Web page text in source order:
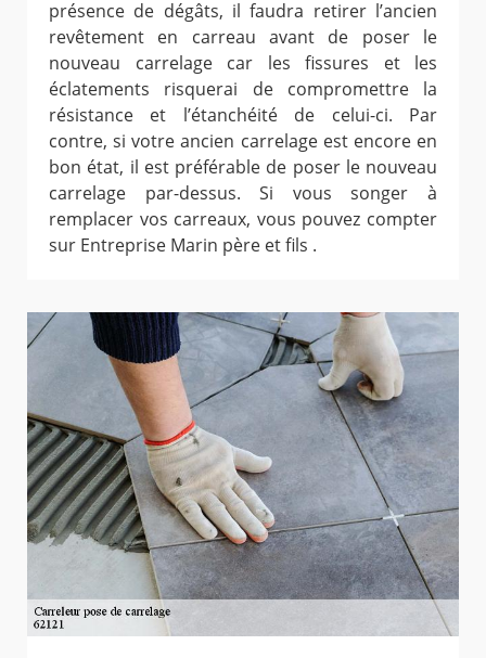
présence de dégâts, il faudra retirer l’ancien
revêtement en carreau avant de poser le
nouveau carrelage car les fissures et les
éclatements risquerai de compromettre la
résistance et l’étanchéité de celui-ci. Par
contre, si votre ancien carrelage est encore en
bon état, il est préférable de poser le nouveau
carrelage par-dessus. Si vous songer à
remplacer vos carreaux, vous pouvez compter
sur Entreprise Marin père et fils .